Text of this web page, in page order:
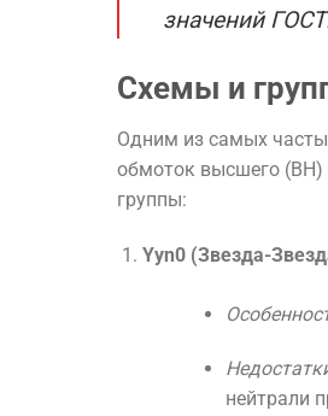
значений
Схемы и
Одним из самых
обмоток высшего (ВН)
группы:
Yyn0 (Звезда-
нейтрали